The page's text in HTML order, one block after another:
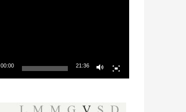
00:00 21:36